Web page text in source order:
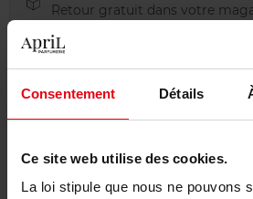
Consentement Détails
Ce site web utilise des cookies.
La loi stipule que nous ne pouvons
Retour gratuit dans votre
Emballage cadeau offert
Description